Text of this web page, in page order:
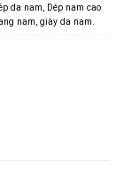
da nam, Dép nam cao
nam, giày da nam.